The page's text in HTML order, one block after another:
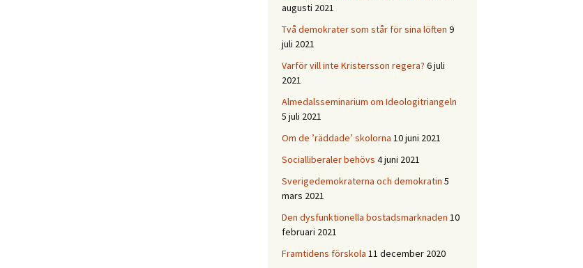
augusti 2021
Två demokrater som står för sina löften 9
juli 2021
Varför vill inte Kristersson regera? 6 juli
2021
Almedalsseminarium om Ideologitriangeln
5 juli 2021
Om de ’räddade’ skolorna 10 juni 2021
Socialliberaler behövs 4 juni 2021
Sverigedemokraterna och demokratin 5
mars 2021
Den dysfunktionella bostadsmarknaden 10
februari 2021
Framtidens förskola 11 december 2020